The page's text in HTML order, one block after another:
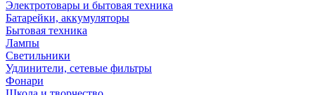
Электротовары и бытовая техника
Батарейки, аккумуляторы
Бытовая техника
Лампы
Светильники
Удлинители, сетевые фильтры
Фонари